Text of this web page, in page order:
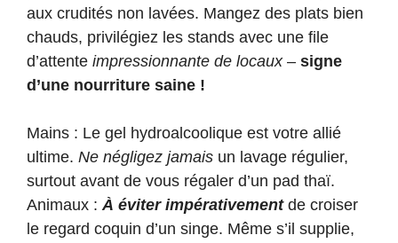
aux crudités non lavées. Mangez des plats bien
chauds, privilégiez les stands avec une file
d’attente impressionnante de locaux– signe
d’une nourriture saine !
Mains : Le gel hydroalcoolique est votre allié
ultime. Ne négligez jamais un lavage régulier,
surtout avant de vous régaler d’un pad thaï.
Animaux :À éviter impérativementde croiser
le regard coquin d’un singe. Même s’il supplie,